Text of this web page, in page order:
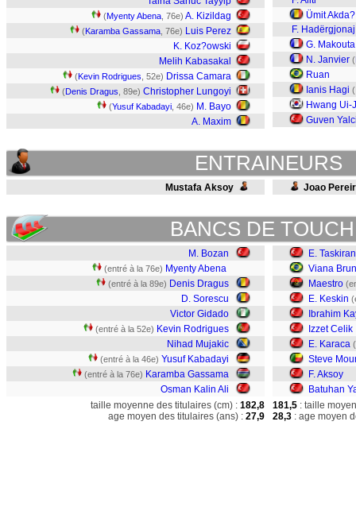
(Myenty Abena , 76e) A. Kizildag
(Karamba Gassama , 76e) Luis Perez
K. Koz?owski
Melih Kabasakal
(Kevin Rodrigues , 52e) Drissa Camara
(Denis Dragus , 89e) Christopher Lungoyi
(Yusuf Kabadayi , 46e) M. Bayo
A. Maxim
Ümit Akda?
F. Hadërgjonaj
G. Makouta
N. Janvier (
Ruan
Ianis Hagi (
Hwang Ui-
Guven
ENTRAINEURS
Mustafa Aksoy Joao
BANCS DE
M. Bozan
(entré à la 76e) Myenty Abena
(entré à la 89e) Denis Dragus
D. Sorescu
Victor Gidado
(entré à la 52e) Kevin Rodrigues
Nihad Mujakic
(entré à la 46e) Yusuf Kabadayi
(entré à la 76e) Karamba Gassama
Osman Kalin Ali
E. Taskiran
Viana
Maestro
E. Keskin
Ibrahim
Izzet Celik
E. Karaca
Steve
F. Aksoy
Batuhan
taille moyenne des titulaires (cm) : 182,8
age moyen des titulaires (ans) : 27,9
181,5 : taille
28,3 : age moyen